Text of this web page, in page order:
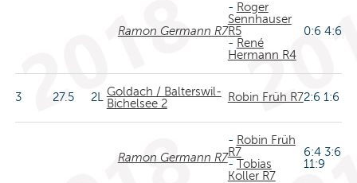
Ramon Germann R7
- Roger
Sennhauser
R5
- René
Hermann R4
0:6 4:6
3 27.5 2LGoldach / Balterswil-
Bichelsee 2
Robin Früh R72:6 1:6
Ramon Germann R7
- Robin Früh
R7
- Tobias
Koller R7
6:4 3:6
11:9